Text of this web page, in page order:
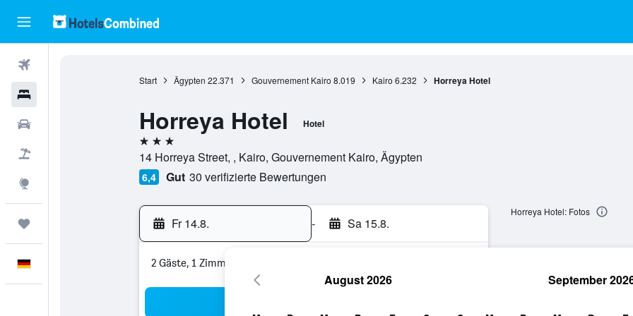
Start Ägypten 22.371 Gouvernement Kairo 8.019 Kairo 6.232 Horreya Hotel
Horreya Hotel Hotel
3 Sterne
14 Horreya Street, , Kairo, Gouvernement Kairo, Ägypten
6,4 Gut 30 verifizierte Bewertungen
Fr 14.8. - Sa 15.8.
2 Gäste, 1 Zimmer
Horreya Hotel: Fotos
August 2026 September